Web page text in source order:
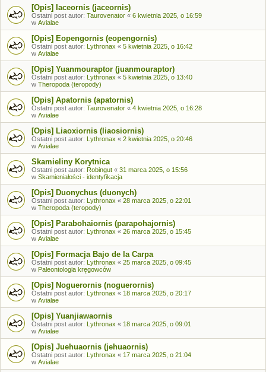
[Opis] Iaceornis (jaceornis)
Ostatni post autor: Taurovenator « 6 kwietnia 2025, o 16:59
w Avialae
[Opis] Eopengornis (eopengornis)
Ostatni post autor: Lythronax « 5 kwietnia 2025, o 16:42
w Avialae
[Opis] Yuanmouraptor (juanmouraptor)
Ostatni post autor: Lythronax « 5 kwietnia 2025, o 13:40
w Theropoda (teropody)
[Opis] Apatornis (apatornis)
Ostatni post autor: Taurovenator « 4 kwietnia 2025, o 16:28
w Avialae
[Opis] Liaoxiornis (liaosiornis)
Ostatni post autor: Lythronax « 2 kwietnia 2025, o 20:46
w Avialae
Skamieliny Korytnica
Ostatni post autor: Robingut « 31 marca 2025, o 15:56
w Skamieniałości - identyfikacja
[Opis] Duonychus (duonych)
Ostatni post autor: Lythronax « 28 marca 2025, o 22:01
w Theropoda (teropody)
[Opis] Parabohaiornis (parapohajornis)
Ostatni post autor: Lythronax « 26 marca 2025, o 15:45
w Avialae
[Opis] Formacja Bajo de la Carpa
Ostatni post autor: Lythronax « 25 marca 2025, o 09:45
w Paleontologia kręgowców
[Opis] Noguerornis (noguerornis)
Ostatni post autor: Lythronax « 18 marca 2025, o 20:17
w Avialae
[Opis] Yuanjiawaornis
Ostatni post autor: Lythronax « 18 marca 2025, o 09:01
w Avialae
[Opis] Juehuaornis (jehuaornis)
Ostatni post autor: Lythronax « 17 marca 2025, o 21:04
w Avialae